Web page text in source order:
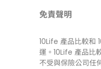
免責聲明
10Life 產品比較和
運。10Life 產品比
不受與保險公司任